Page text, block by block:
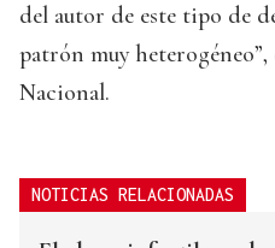
del autor de este tipo de
patrón muy
Nacional.
NOTICIAS RELACIONADAS